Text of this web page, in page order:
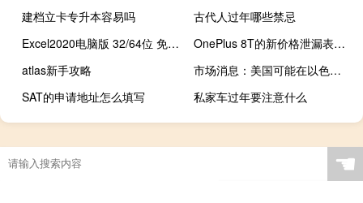
建档立卡专升本容易吗
古代人过年哪些禁忌
Excel2020电脑版 32/64位 免费完整版（Excel2020电脑版 32/64位 免费完整版功能简介）
OnePlus 8T的新价格泄漏表明它将比OnePlus 8便宜
atlas新手攻略
市场消息：美国可能在以色列附近部署第二艘航空母舰
SAT的申请地址怎么填写
私家车过年要注意什么
☚